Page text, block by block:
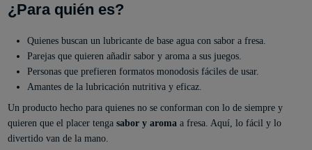
¿Para quién es?
Quienes buscan un lubricante de base agua con sabor a fresa.
Parejas que quieren añadir sabor y aroma a sus juegos.
Personas que prefieren formatos monodosis fáciles de usar.
Amantes de la lubricación nutritiva y eficaz.
Un producto hecho para quienes no se conforman con lo de siempre y
quieren que el placer tenga sabor y aromaa fresa. Aquí, lo fácil y lo
divertido van de la mano.